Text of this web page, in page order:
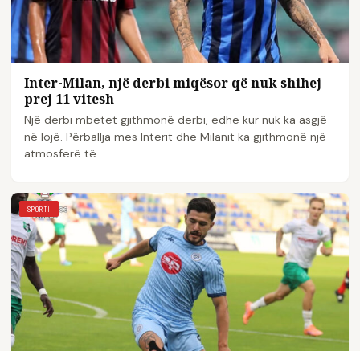
Inter-Milan, një derbi miqësor që nuk shihej
prej 11 vitesh
Një derbi mbetet gjithmonë derbi, edhe kur nuk ka asgjë
në lojë. Përballja mes Interit dhe Milanit ka gjithmonë një
atmosferë të…
SPORTI